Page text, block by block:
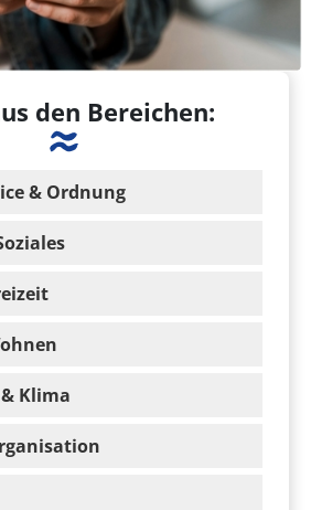
den Bereichen:
& Ordnung
Klima